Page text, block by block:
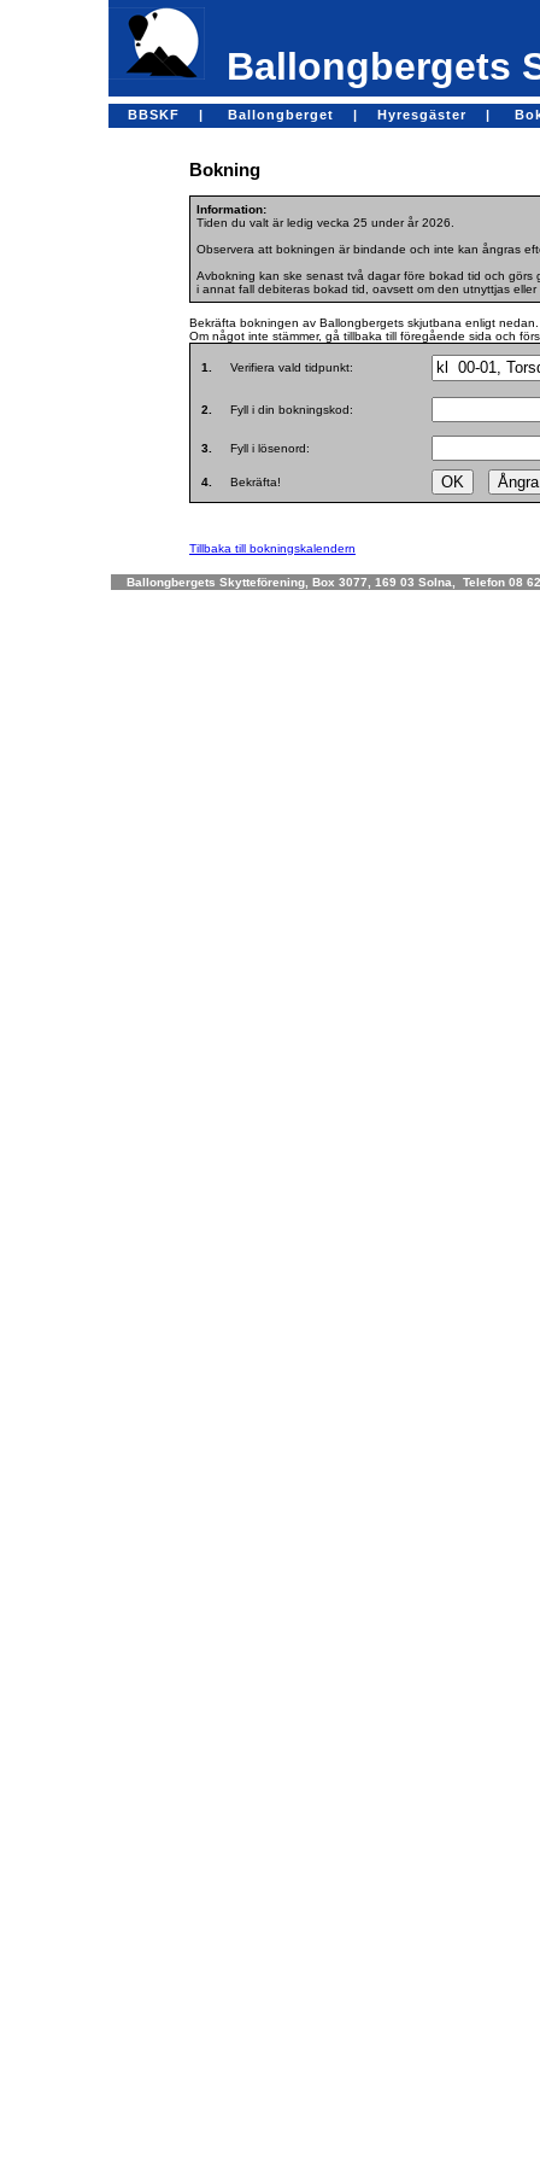
Ballongbergets
BBSKF | Ballongberget | Hyresgäster |
Bokning
Information:
Tiden du valt är ledig vecka 25 under år 2026.
Observera att bokningen är bindande och inte kan ångras
Avbokning kan ske senast två dagar före bokad tid och görs
i annat fall debiteras bokad tid, oavsett om den utnyttjas eller
Bekräfta bokningen av Ballongbergets skjutbana enligt nedan.
Om något inte stämmer, gå tillbaka till föregående sida och
1. Verifiera vald tidpunkt:
2. Fyll i din bokningskod:
3. Fyll i lösenord:
4. Bekräfta!
Tillbaka till bokningskalendern
Ballongbergets Skytteförening, Box 3077, 169 03 Solna, Telefon 08